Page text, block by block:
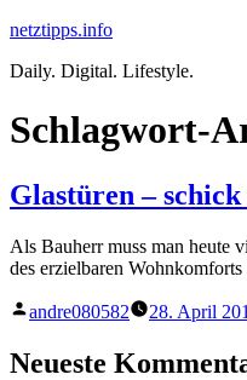
Zum
springen
netztipps.info
Daily. Digital. Lifestyle.
Schlagwort-
Glastüren –
Als Bauherr muss man heute
des erzielbaren
Veröffentlicht
andre080582 28. April
Neueste